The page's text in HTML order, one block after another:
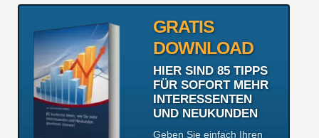
GRATIS
DOWNLOAD
HIER SIND 85 TIPPS
FÜR SOFORT MEHR
INTERESSENTEN
UND NEUKUNDEN
Geben Sie einfach Ihren